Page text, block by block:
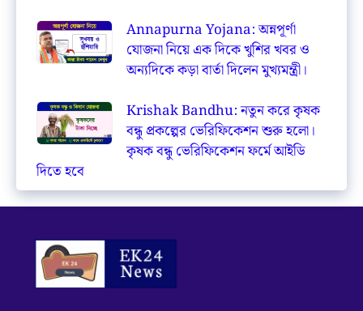
Annapurna Yojana: অন্নপূর্ণা
যোজনা নিয়ে এক দিকে খুশির খবর ও
অন্যদিকে কড়া বার্তা দিলেন মুখ্যমন্ত্রী।
Krishak Bandhu: নতুন করে কৃষক
বন্ধু প্রকল্পের ভেরিফিকেশন শুরু হলো।
কৃষক বন্ধু ভেরিফিকেশন ফর্মে আইডি
দিতে হবে